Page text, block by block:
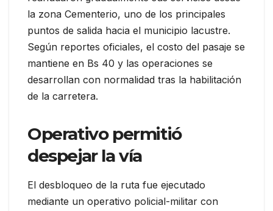
la zona Cementerio, uno de los principales
puntos de salida hacia el municipio lacustre.
Según reportes oficiales, el costo del pasaje se
mantiene en Bs 40 y las operaciones se
desarrollan con normalidad tras la habilitación
de la carretera.
Operativo permitió
despejar la vía
El desbloqueo de la ruta fue ejecutado
mediante un operativo policial-militar con